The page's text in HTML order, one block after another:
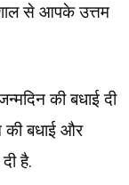
से आपके उत्तम
की बधाई दी
की बधाई और
है.